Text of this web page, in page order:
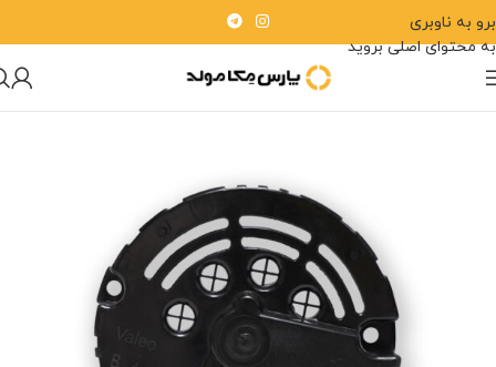
برو به ناوبری
به محتوای اصلی بروید